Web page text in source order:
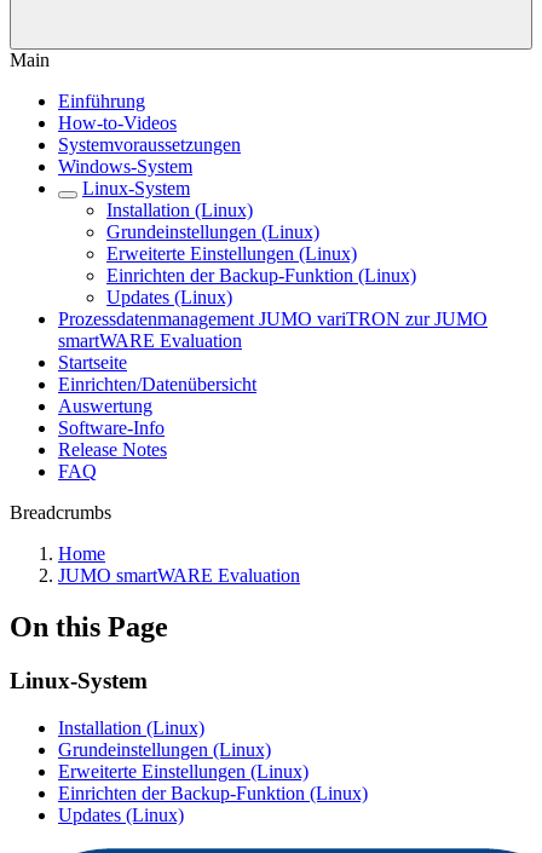
Main
Einführung
How-to-Videos
Systemvoraussetzungen
Windows-System
Linux-System
Installation (Linux)
Grundeinstellungen (Linux)
Erweiterte Einstellungen (Linux)
Einrichten der Backup-Funktion (Linux)
Updates (Linux)
Prozessdatenmanagement JUMO variTRON zur JUMO
smartWARE Evaluation
Startseite
Einrichten/Datenübersicht
Auswertung
Software-Info
Release Notes
FAQ
Breadcrumbs
Home
JUMO smartWARE Evaluation
On this Page
Linux-System
Installation (Linux)
Grundeinstellungen (Linux)
Erweiterte Einstellungen (Linux)
Einrichten der Backup-Funktion (Linux)
Updates (Linux)